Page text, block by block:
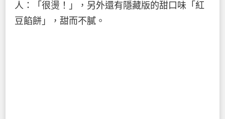
人：「很燙！」，另外還有隱藏版的甜口味「紅
豆餡餅」，甜而不膩。